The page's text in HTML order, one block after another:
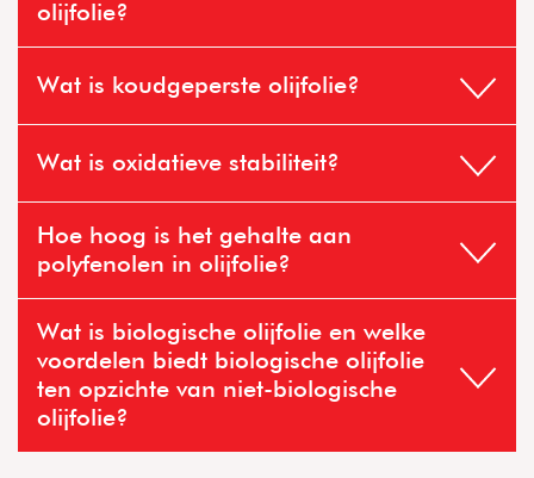
Fysisch-chemische analyse:
Proeverij:
olijfolie?
Wat is koudgeperste olijfolie?
Wat is oxidatieve stabiliteit?
Hoe hoog is het gehalte aan
polyfenolen in olijfolie?
Wat is biologische olijfolie en welke
voordelen biedt biologische olijfolie
ten opzichte van niet-biologische
olijfolie?